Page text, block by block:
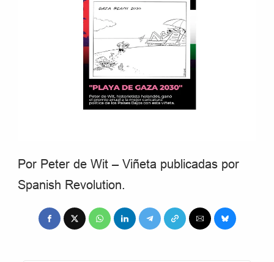
Por Peter de Wit – Viñeta publicadas por
Spanish Revolution.